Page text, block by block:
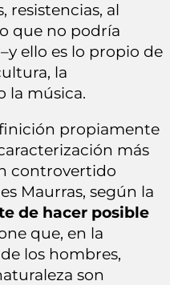
resistencias, al
que no podría
ello es lo propio de
la
la música.
propiamente
más
controvertido
Maurras, según la
de hacer posible
que, en la
los hombres,
son